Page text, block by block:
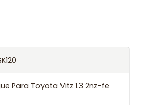
2019, ofreciendo precios
Para Toyota Vitz 1.3 2nz-fe